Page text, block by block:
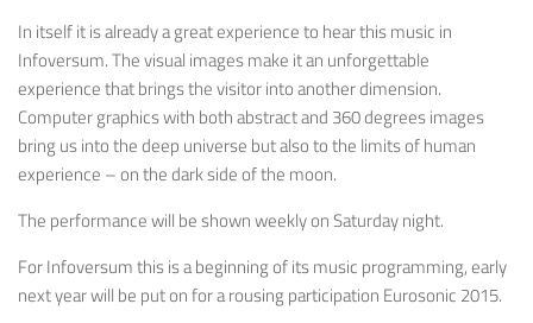
In itself it is already a great experience to hear this music in
Infoversum. The visual images make it an unforgettable
experience that brings the visitor into another dimension.
Computer graphics with both abstract and 360 degrees images
bring us into the deep universe but also to the limits of human
experience – on the dark side of the moon.
The performance will be shown weekly on Saturday night.
For Infoversum this is a beginning of its music programming, early
next year will be put on for a rousing participation Eurosonic 2015.